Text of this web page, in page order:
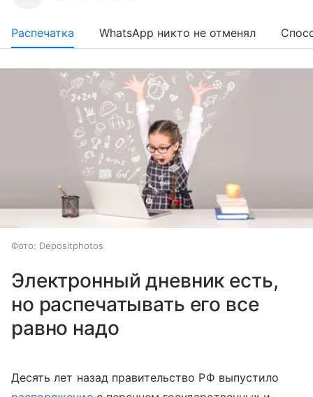
Распечатка WhatsApp никто не отменял
Фото: Depositphotos
Электронный дневник есть,
но распечатывать его все
равно надо
Десять лет назад правительство РФ выпустило